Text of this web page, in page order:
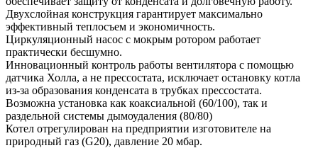
Двухслойная конструкция гарантирует максимально
эффективный теплосъем и экономичность.
Циркуляционный насос с мокрым ротором работает
практически бесшумно.
Инновационный контроль работы вентилятора с помощью
датчика Холла, а не прессостата, исключает остановку котла
из-за образования конденсата в трубках прессостата.
Возможна установка как коаксиальной (60/100), так и
раздельной системы дымоудаления (80/80)
Котел отрегулирован на предприятии изготовителе на
природный газ (G20), давление 20 мбар.